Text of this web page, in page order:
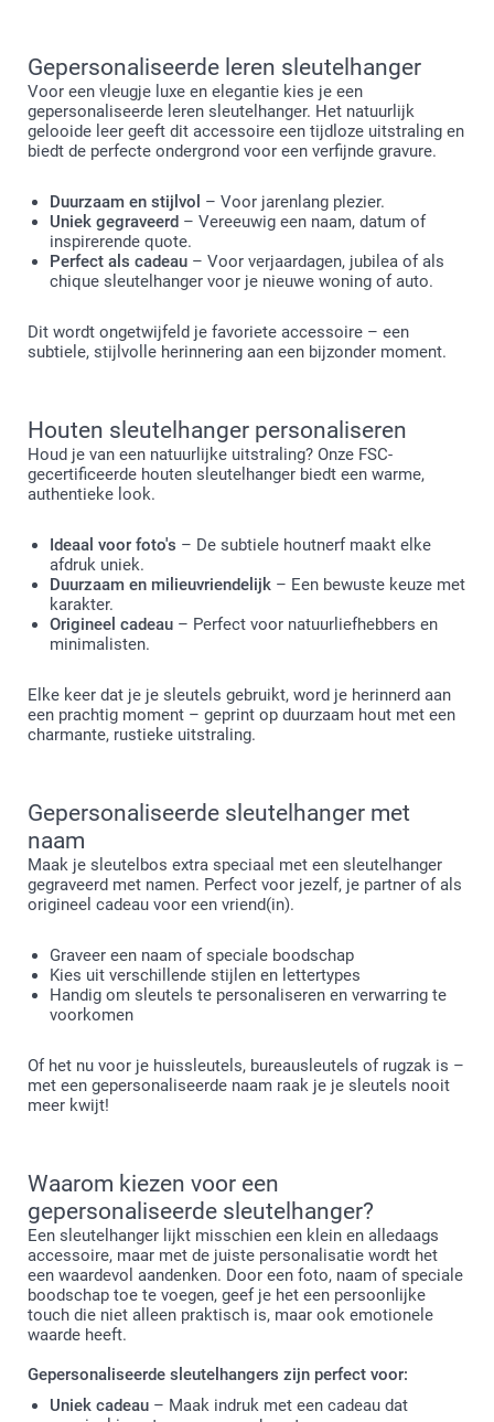
Gepersonaliseerde leren sleutelhanger
Voor een vleugje luxe en elegantie kies je een
gepersonaliseerde leren sleutelhanger. Het natuurlijk
gelooide leer geeft dit accessoire een tijdloze uitstraling en
biedt de perfecte ondergrond voor een verfijnde gravure.
Duurzaam en stijlvol – Voor jarenlang plezier.
Uniek gegraveerd – Vereeuwig een naam, datum of
inspirerende quote.
Perfect als cadeau – Voor verjaardagen, jubilea of als
chique sleutelhanger voor je nieuwe woning of auto.
Dit wordt ongetwijfeld je favoriete accessoire – een
subtiele, stijlvolle herinnering aan een bijzonder moment.
Houten sleutelhanger personaliseren
Houd je van een natuurlijke uitstraling? Onze FSC-
gecertificeerde houten sleutelhanger biedt een warme,
authentieke look.
Ideaal voor foto's – De subtiele houtnerf maakt elke
afdruk uniek.
Duurzaam en milieuvriendelijk – Een bewuste keuze met
karakter.
Origineel cadeau – Perfect voor natuurliefhebbers en
minimalisten.
Elke keer dat je je sleutels gebruikt, word je herinnerd aan
een prachtig moment – geprint op duurzaam hout met een
charmante, rustieke uitstraling.
Gepersonaliseerde sleutelhanger met
naam
Maak je sleutelbos extra speciaal met een sleutelhanger
gegraveerd met namen. Perfect voor jezelf, je partner of als
origineel cadeau voor een vriend(in).
Graveer een naam of speciale boodschap
Kies uit verschillende stijlen en lettertypes
Handig om sleutels te personaliseren en verwarring te
voorkomen
Of het nu voor je huissleutels, bureausleutels of rugzak is –
met een gepersonaliseerde naam raak je je sleutels nooit
meer kwijt!
Waarom kiezen voor een
gepersonaliseerde sleutelhanger?
Een sleutelhanger lijkt misschien een klein en alledaags
accessoire, maar met de juiste personalisatie wordt het
een waardevol aandenken. Door een foto, naam of speciale
boodschap toe te voegen, geef je het een persoonlijke
touch die niet alleen praktisch is, maar ook emotionele
waarde heeft.
Gepersonaliseerde sleutelhangers zijn perfect voor:
Uniek cadeau – Maak indruk met een cadeau dat